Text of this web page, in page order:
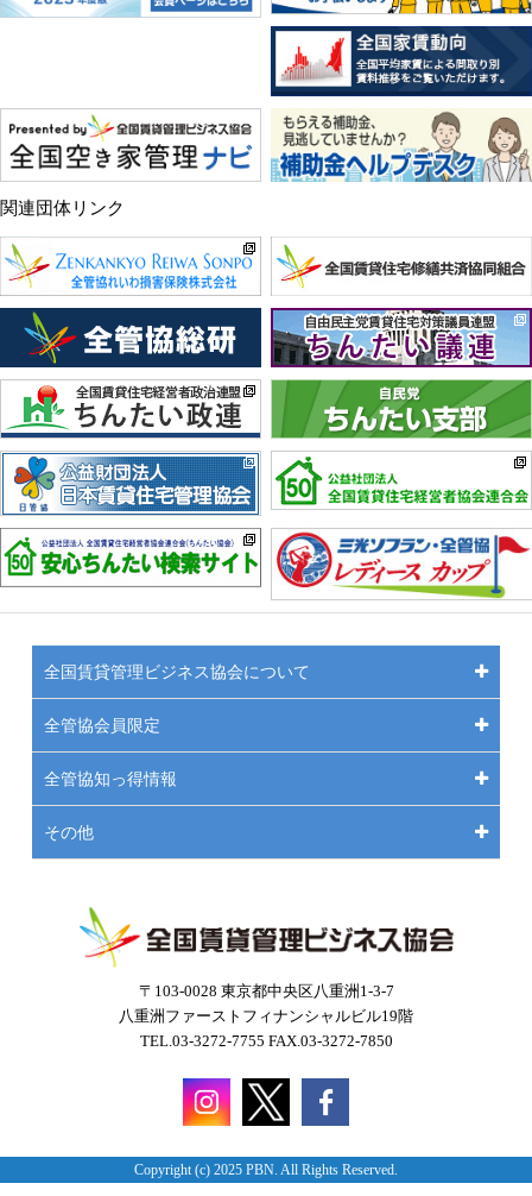
関連団体リンク
〒103-0028 東京都中央区八重洲1-3-7
八重洲ファーストフィナンシャルビル19階
TEL.03-3272-7755 FAX.03-3272-7850
全国賃貸管理ビジネス協会について
全管協会員限定
全管協知っ得情報
その他
Copyright (c) 2025 PBN. All Rights Reserved.